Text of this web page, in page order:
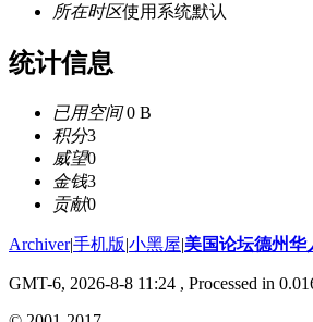
所在时区使用系统默认
统计信息
已用空间0 B
积分3
威望0
金钱3
贡献0
Archiver|手机版|小黑屋|美国论坛德州华
GMT-6, 2026-8-8 11:24 , Processed in